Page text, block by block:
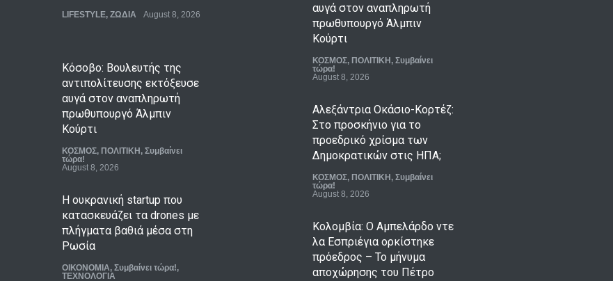
LIFESTYLE, ΖΩΔΙΑ August 8, 2026
Κόσοβο: Βουλευτής της
αντιπολίτευσης εκτόξευσε
αυγά στον αναπληρωτή
πρωθυπουργό Άλμπιν
Κούρτι
ΚΟΣΜΟΣ, ΠΟΛΙΤΙΚΗ , Συμβαίνει
τώρα!
August 8, 2026
Η ουκρανική startup που
κατασκευάζει τα drones με
πλήγματα βαθιά μέσα στη
Ρωσία
ΟΙΚΟΝΟΜΙΑ, Συμβαίνει τώρα!,
ΤΕΧΝΟΛΟΓΙΑ
αυγά στον αναπληρωτή
πρωθυπουργό Άλμπιν
Κούρτι
ΚΟΣΜΟΣ, ΠΟΛΙΤΙΚΗ , Συμβαίνει
τώρα!
August 8, 2026
Αλεξάντρια Οκάσιο-Κορτέζ:
Στο προσκήνιο για το
προεδρικό χρίσμα των
Δημοκρατικών στις ΗΠΑ;
ΚΟΣΜΟΣ, ΠΟΛΙΤΙΚΗ , Συμβαίνει
τώρα!
August 8, 2026
Κολομβία: Ο Αμπελάρδο ντε
λα Εσπριέγια ορκίστηκε
πρόεδρος – Το μήνυμα
αποχώρησης του Πέτρο